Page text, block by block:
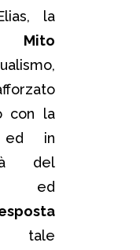
la
Mito
con la
in
del
ed